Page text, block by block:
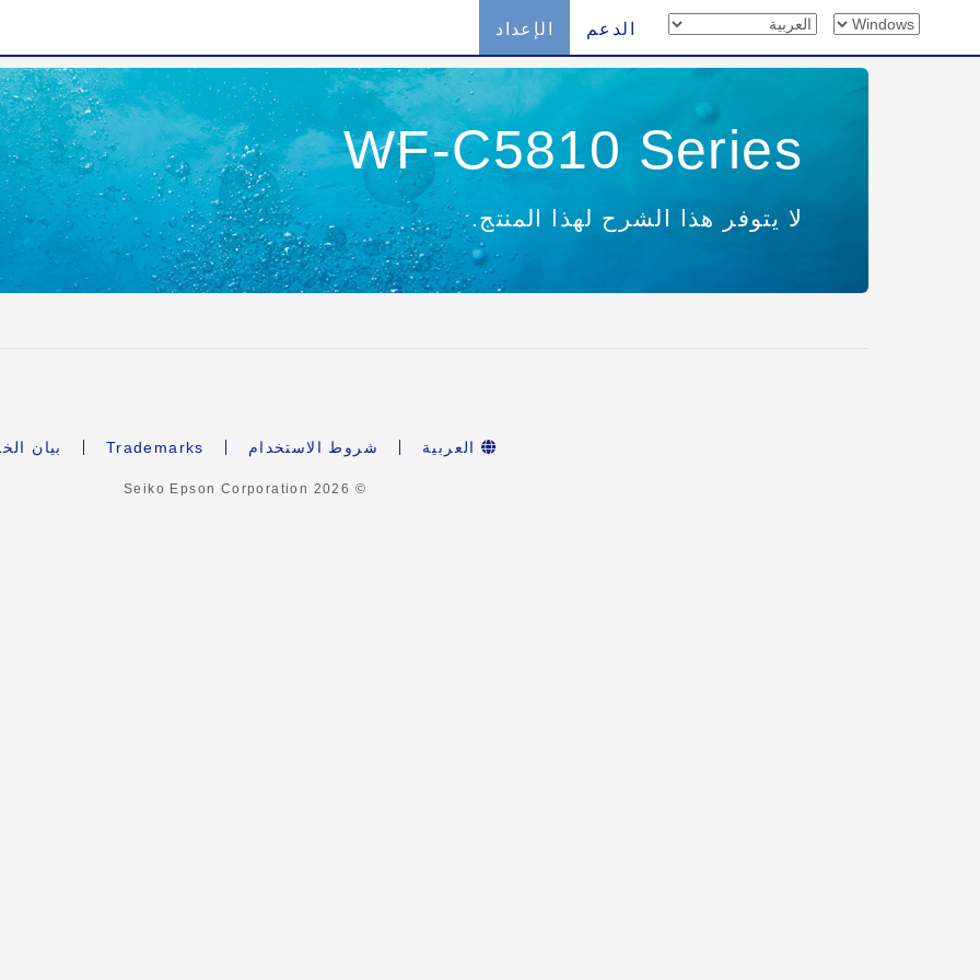
الإعداد الدعم
WF-C5810 Series
لا يتوفر هذا الشرح لهذا المنتج.
العربية شروط الاستخدام Trademarks بيان
© Seiko Epson Corporation
2026